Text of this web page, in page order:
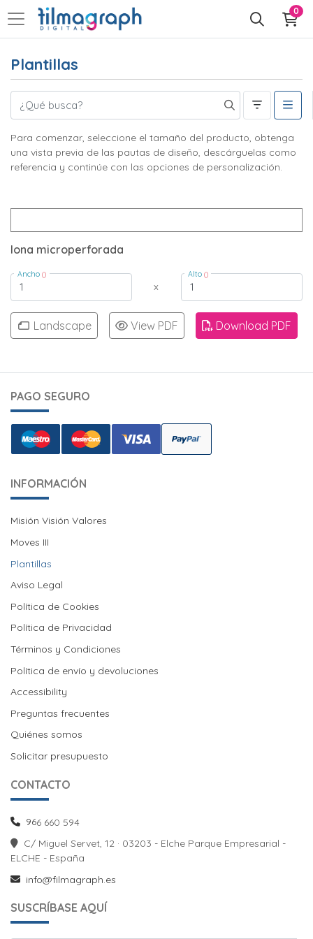
0
Plantillas
Para comenzar, seleccione el tamaño del producto, obtenga
una vista previa de las pautas de diseño, descárguelas como
referencia y continúe con las opciones de personalización.
lona microperforada
Ancho ()
x
Alto ()
Landscape View PDF Download PDF
PAGO SEGURO
INFORMACIÓN
Misión Visión Valores
Misión Visión Valores
Moves III
Moves III
Plantillas
Aviso Legal
Política de Cookies
Política de Cookies
Política de Privacidad
Términos y Condiciones
Política de envío y devoluciones
Política de envío y devoluciones
Accessibility
Preguntas frecuentes
Quiénes somos
Solicitar presupuesto
CONTACTO
966 660 594
C/ Miguel Servet, 12 · 03203 - Elche Parque Empresarial -
ELCHE - España
info@filmagraph.es
SUSCRÍBASE AQUÍ